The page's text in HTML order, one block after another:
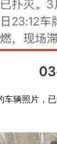
车辆照片，